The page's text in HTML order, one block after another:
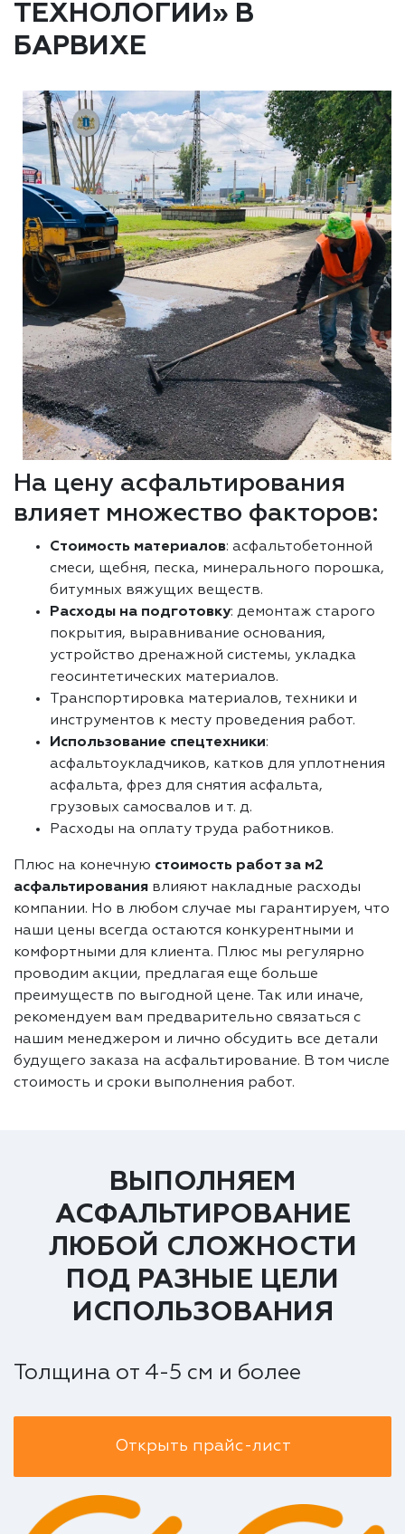
ТЕХНОЛОГИИ» В
БАРВИХЕ
На цену асфальтирования
влияет множество факторов:
Стоимость материалов: асфальтобетонной
смеси, щебня, песка, минерального порошка,
битумных вяжущих веществ.
Расходы на подготовку: демонтаж старого
покрытия, выравнивание основания,
устройство дренажной системы, укладка
геосинтетических материалов.
Транспортировка материалов, техники и
инструментов к месту проведения работ.
Использование спецтехники:
асфальтоукладчиков, катков для уплотнения
асфальта, фрез для снятия асфальта,
грузовых самосвалов и т. д.
Расходы на оплату труда работников.
Плюс на конечную стоимость работ за м2
асфальтирования влияют накладные расходы
компании. Но в любом случае мы гарантируем, что
наши цены всегда остаются конкурентными и
комфортными для клиента. Плюс мы регулярно
проводим акции, предлагая еще больше
преимуществ по выгодной цене. Так или иначе,
рекомендуем вам предварительно связаться с
нашим менеджером и лично обсудить все детали
будущего заказа на асфальтирование. В том числе
стоимость и сроки выполнения работ.
ВЫПОЛНЯЕМ
АСФАЛЬТИРОВАНИЕ
ЛЮБОЙ СЛОЖНОСТИ
ПОД РАЗНЫЕ ЦЕЛИ
ИСПОЛЬЗОВАНИЯ
Толщина от 4-5 см и более
Открыть прайс-лист